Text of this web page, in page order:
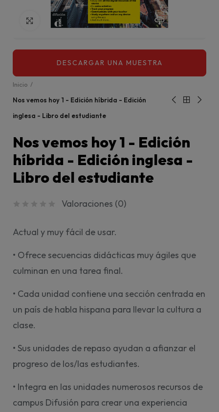
Click para agrandar
Inicio
Nos vemos hoy 1 - Edición híbrida - Edición
inglesa - Libro del estudiante
Nos vemos hoy 1 - Edición
híbrida - Edición inglesa -
Libro del estudiante
Valoraciones (0)
Actual y muy fácil de usar.
• Ofrece secuencias didácticas muy ágiles que
culminan en una tarea final.
• Cada unidad contiene una sección centrada en
un país de habla hispana para llevar la cultura a
clase.
• Sus unidades de repaso ayudan a afianzar el
progreso de los/las estudiantes.
• Integra en las unidades numerosos recursos de
campus Difusión para crear una experiencia